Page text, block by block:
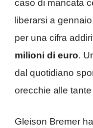
caso di mancata
liberarsi a
per una cifra
milioni di euro.
dal quotidiano
orecchie alle
Gleison Bremer